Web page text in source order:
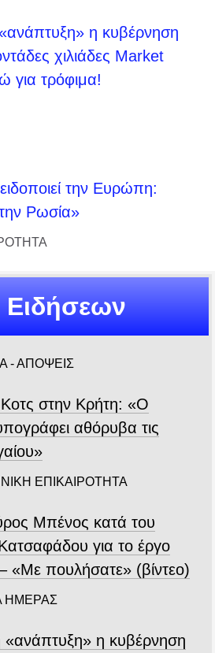
η κυβέρνηση
χιλιάδες Market
για τρόφιμα!
την Ευρώπη:
Ρωσία»
- ΑΠΟΨΕΙΣ
στην Κρήτη: «Ο
αθόρυβα τις
ΕΠΙΚΑΙΡΟΤΗΤΑ
Μπένος κατά του
για το έργο
«Με πουλήσατε» (βίντεο)
ΗΜΕΡΑΣ
η κυβέρνηση